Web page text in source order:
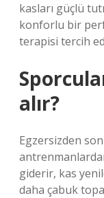
kasları güçlü
konforlu bir
terapisi tercih
alır?
Egzersizden
giderir, kas
daha çabuk